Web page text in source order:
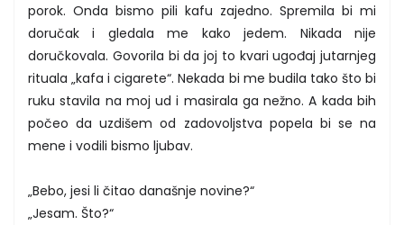
porok. Onda bismo pili kafu zajedno. Spremila bi mi
doručak i gledala me kako jedem. Nikada nije
doručkovala. Govorila bi da joj to kvari ugođaj jutarnjeg
rituala „kafa i cigarete“. Nekada bi me budila tako što bi
ruku stavila na moj ud i masirala ga nežno. A kada bih
počeo da uzdišem od zadovoljstva popela bi se na
mene i vodili bismo ljubav.
„Bebo, jesi li čitao današnje novine?“
„Jesam. Što?“